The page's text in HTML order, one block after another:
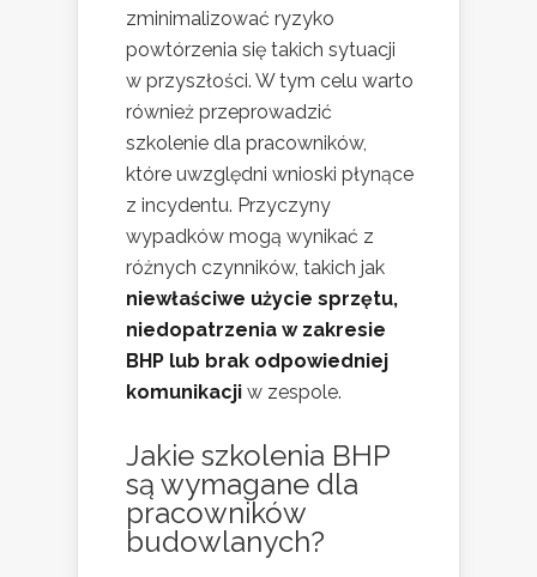
zminimalizować ryzyko
powtórzenia się takich sytuacji
w przyszłości. W tym celu warto
również przeprowadzić
szkolenie dla pracowników,
które uwzględni wnioski płynące
z incydentu. Przyczyny
wypadków mogą wynikać z
różnych czynników, takich jak
niewłaściwe użycie sprzętu,
niedopatrzenia w zakresie
BHP lub brak odpowiedniej
komunikacji w zespole.
Jakie szkolenia BHP
są wymagane dla
pracowników
budowlanych?